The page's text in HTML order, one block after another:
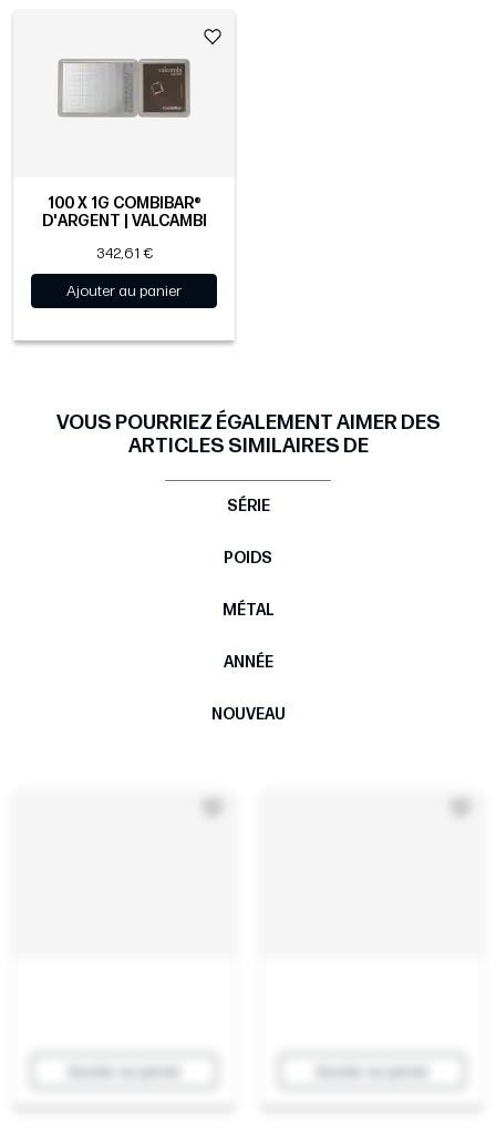
100 X 1G COMBIBAR®
D'ARGENT | VALCAMBI
342,61 €
Ajouter au panier
VOUS POURRIEZ ÉGALEMENT AIMER DES
ARTICLES SIMILAIRES DE
SÉRIE
POIDS
MÉTAL
ANNÉE
NOUVEAU